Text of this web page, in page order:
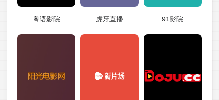
粤语影院 虎牙直播 91影院